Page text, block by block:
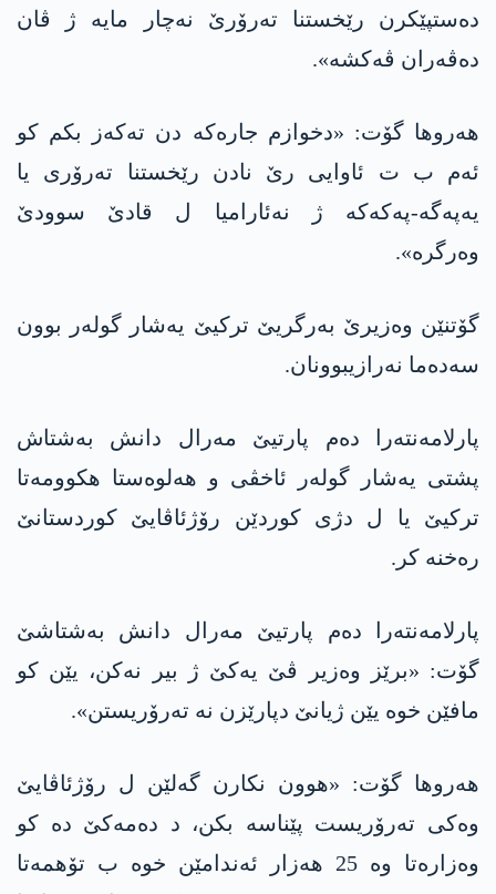
دەستپێکرن رێخستنا تەرۆرێ نەچار مایە ژ ڤان
دەڤەران ڤەکشە».
هه‌روها گۆت: «دخوازم جارەکە دن تەکەز بکم کو
ئەم ب ت ئاوایی رێ نادن رێخستنا تەرۆری یا
یه‌په‌گه‌-په‌كه‌كه‌ ژ نەئارامیا ل قادێ سوودێ
وەرگرە».
گۆتنێن وەزیرێ به‌رگریێ تركیێ یه‌شار گولەر بوون
سەدەما نەرازیبوونان.
پارلامەنتەرا دەم پارتیێ مەرال دانش بەشتاش
پشتی یه‌شار گولەر ئاخڤی و هەلوەستا هکوومەتا
تركیێ یا ل دژی کوردێن رۆژئاڤایێ کوردستانێ
رەخنە کر.
پارلامەنتەرا دەم پارتیێ مەرال دانش بەشتاشێ
گۆت: «برێز وەزیر ڤێ یەکێ ژ بیر نەکن، یێن کو
مافێن خوە یێن ژیانێ دپارێزن نە تەرۆریستن».
هه‌روها گۆت: «هوون نکارن گەلێن ل رۆژئاڤایێ
وەکی تەرۆریست پێناسە بکن، د دەمەکێ دە کو
وەزارەتا وە 25 هەزار ئەندامێن خوە ب تۆهمەتا